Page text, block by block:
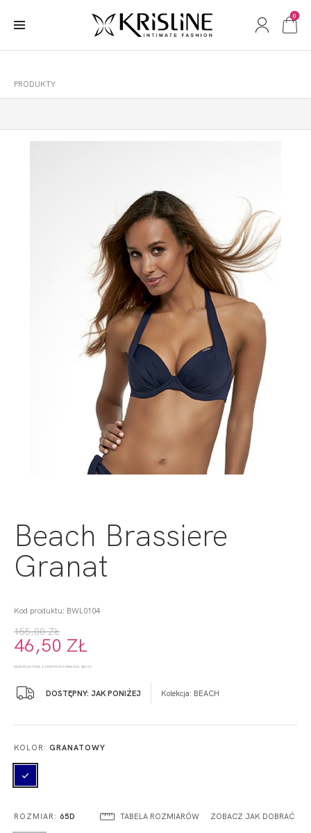
0
PRODUKTY
Beach Brassiere
Granat
Kod produktu: BWL0104
155,00 ZŁ
46,50 ZŁ
NAJNIŻSZA CENA Z 30 DNI PRZED OBNIŻKĄ: 46,50 ZŁ
DOSTĘPNY: JAK PONIŻEJ Kolekcja: BEACH
KOLOR: GRANATOWY
ROZMIAR: 65D TABELA ROZMIARÓW ZOBACZ JAK DOBRAĆ